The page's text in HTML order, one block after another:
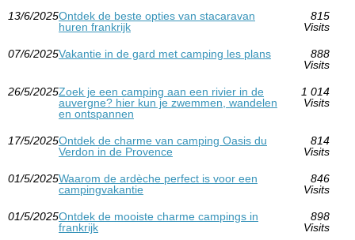
13/6/2025Ontdek de beste opties van stacaravan
huren frankrijk
815
Visits
07/6/2025Vakantie in de gard met camping les plans
888
Visits
26/5/2025Zoek je een camping aan een rivier in de
auvergne? hier kun je zwemmen, wandelen
en ontspannen
1 014
Visits
17/5/2025Ontdek de charme van camping Oasis du
Verdon in de Provence
814
Visits
01/5/2025Waarom de ardèche perfect is voor een
campingvakantie
846
Visits
01/5/2025Ontdek de mooiste charme campings in
frankrijk
898
Visits